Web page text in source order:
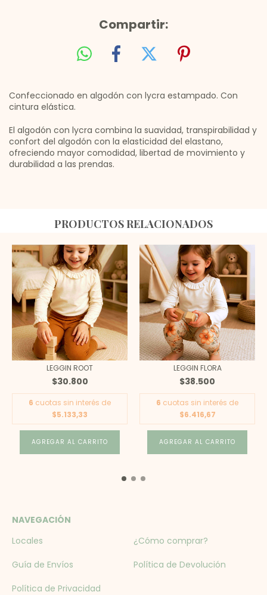
Compartir:
Confeccionado en algodón con lycra estampado. Con
cintura elástica.
El algodón con lycra combina la suavidad, transpirabilidad y
confort del algodón con la elasticidad del elastano,
ofreciendo mayor comodidad, libertad de movimiento y
durabilidad a las prendas.
PRODUCTOS RELACIONADOS
LEGGIN ROOT
$30.800
6 cuotas sin interés de
$5.133,33
AGREGAR AL CARRITO
LEGGIN FLORA
$38.500
6 cuotas sin interés de
$6.416,67
AGREGAR AL CARRITO
NAVEGACIÓN
Locales
¿Cómo comprar?
Guía de Envíos
Política de Devolución
Política de Privacidad